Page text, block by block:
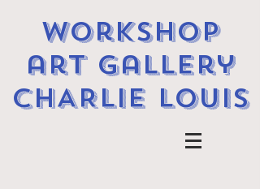
workshop
art gallery
CHARLIE LOUIS